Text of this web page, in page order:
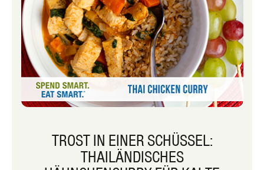
TROST IN EINER SCHÜSSEL:
THAILÄNDISCHES